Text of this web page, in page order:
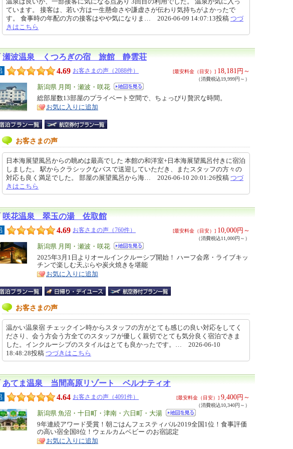
ています。 接客は、若い方は一生懸命さや謙虚さが伝わり気持ちがよかったで
す。 食事時の年配の方の接客はやや気になりま… 2026-06-09 14:07:13投稿 つづ
きはこちら
瀬波温泉 くつろぎの宿 旅館 静雲荘
4.69 お客さまの声（2088件） [最安料金（目安）] 18,181 円～
（消費税込19,999円～）
エ
リ
ア
新潟県 月岡・瀬波・咲花
特
徴
総部屋数13部屋のプライベート空間で、ちょっぴり贅沢な時間。
お気に入りに追加
お客さまの声
日本海展望風呂からの眺めは最高でした 本館の和洋室+日本海展望風呂付きに宿泊
しました。 駅からクラシックなバスで送迎していただき、またスタッフの方々の
対応も良く満足でした。 部屋の展望風呂から海… 2026-06-10 20:01:26投稿 つづ
きはこちら
咲花温泉 翠玉の湯 佐取館
4.69 お客さまの声（760件） [最安料金（目安）] 10,000円～
（消費税込11,000円～）
エ
リ
ア
新潟県 月岡・瀬波・咲花
特
徴
2025年3月1日よりオールインクルーシブ開始！ ハーフ会席・ライブキッ
チンで楽しむ天ぷらや炭火焼きを堪能
お気に入りに追加
お客さまの声
温かい温泉宿 チェックイン時からスタッフの方がとても感じの良い対応をしてく
ださり、会う方会う方全てのスタッフが優しく親切でとても気分良く宿泊できま
した。インクルーシブのスタイルはとても良かったです。… 2026-06-10
18:48:28投稿 つづきはこちら
あてま温泉 当間高原リゾート ベルナティオ
4.64 お客さまの声（4091件） [最安料金（目安）] 9,400円～
（消費税込10,340円～）
エ
リ
ア
新潟県 魚沼・十日町・津南・六日町・大湯
特
徴
9年連続アワード受賞！朝ごはんフェスティバル2019全国1位！食事評価
の高い宿全国8位！ウェルカムベビー のお宿認定
お気に入りに追加